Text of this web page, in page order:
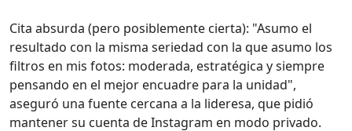
Cita absurda (pero posiblemente cierta): "Asumo el
resultado con la misma seriedad con la que asumo los
filtros en mis fotos: moderada, estratégica y siempre
pensando en el mejor encuadre para la unidad",
aseguró una fuente cercana a la lideresa, que pidió
mantener su cuenta de Instagram en modo privado.